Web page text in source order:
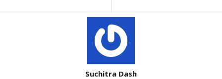
Suchitra Dash